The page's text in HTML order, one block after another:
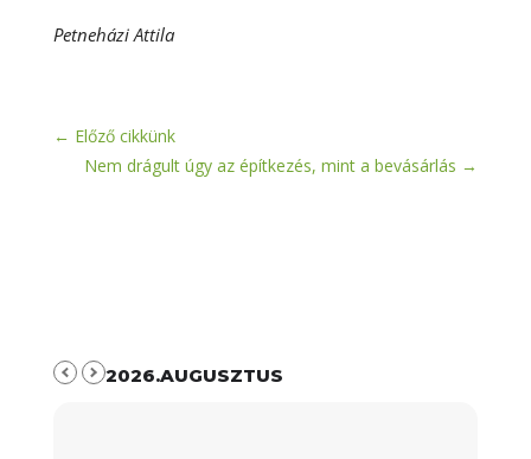
Petneházi Attila
← Előző cikkünk
Nem drágult úgy az építkezés, mint a bevásárlás →
2026.AUGUSZTUS